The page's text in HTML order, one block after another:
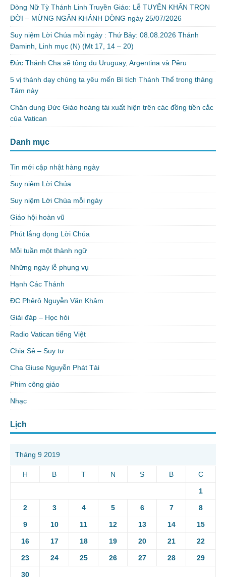
Dòng Nữ Tỳ Thánh Linh Truyền Giáo: Lễ TUYÊN KHẤN TRỌN
ĐỜI – MỪNG NGÂN KHÁNH DÒNG ngày 25/07/2026
Suy niệm Lời Chúa mỗi ngày : Thứ Bảy: 08.08.2026 Thánh
Đaminh, Linh mục (N) (Mt 17, 14 – 20)
Đức Thánh Cha sẽ tông du Uruguay, Argentina và Pêru
5 vị thánh dạy chúng ta yêu mến Bí tích Thánh Thể trong tháng
Tám này
Chân dung Đức Giáo hoàng tái xuất hiện trên các đồng tiền cắc
của Vatican
Danh mục
Tin mới cập nhật hàng ngày
Suy niệm Lời Chúa
Suy niệm Lời Chúa mỗi ngày
Giáo hội hoàn vũ
Phút lắng đọng Lời Chúa
Mỗi tuần một thành ngữ
Những ngày lễ phụng vụ
Hạnh Các Thánh
ĐC Phêrô Nguyễn Văn Khảm
Giải đáp – Học hỏi
Radio Vatican tiếng Việt
Chia Sẻ – Suy tư
Cha Giuse Nguyễn Phát Tài
Phim công giáo
Nhạc
Lịch
Tháng 9 2019
H B T N S B C
1
2 3 4 5 6 7 8
9 10 11 12 13 14 15
16 17 18 19 20 21 22
23 24 25 26 27 28 29
30